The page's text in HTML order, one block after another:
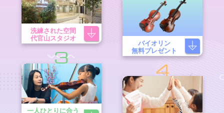
洗練された空間
代官山スタジオ
バイオリン
無料プレゼント
3
一人ひとりに合う
4